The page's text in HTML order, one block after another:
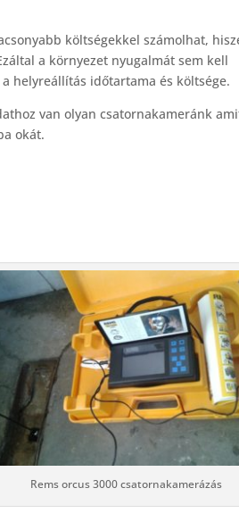
költségekkel számolhat,
a környezet nyugalmát sem kell
helyreállítás időtartama és költsége.
van olyan csatornakameránk
okát.
Rems orcus 3000 csatornakamerázás